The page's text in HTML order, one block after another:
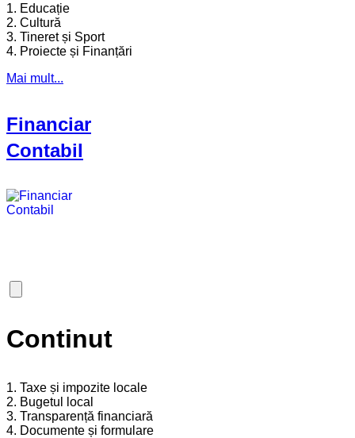
1. Educație
2. Cultură
3. Tineret și Sport
4. Proiecte și Finanțări
Mai mult...
Financiar
Contabil
Continut
1. Taxe și impozite locale
2. Bugetul local
3. Transparență financiară
4. Documente și formulare